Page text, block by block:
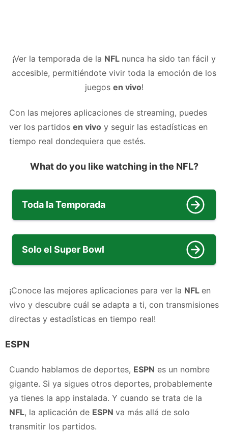
¡Ver la temporada de la NFL nunca ha sido tan fácil y
accesible, permitiéndote vivir toda la emoción de los
juegos en vivo!
Con las mejores aplicaciones de streaming, puedes
ver los partidos en vivo y seguir las estadísticas en
tiempo real dondequiera que estés.
What do you like watching in the NFL?
Toda la Temporada
Solo el Super Bowl
¡Conoce las mejores aplicaciones para ver la NFL en
vivo y descubre cuál se adapta a ti, con transmisiones
directas y estadísticas en tiempo real!
ESPN
Cuando hablamos de deportes, ESPN es un nombre
gigante. Si ya sigues otros deportes, probablemente
ya tienes la app instalada. Y cuando se trata de la
NFL, la aplicación de ESPN va más allá de solo
transmitir los partidos.